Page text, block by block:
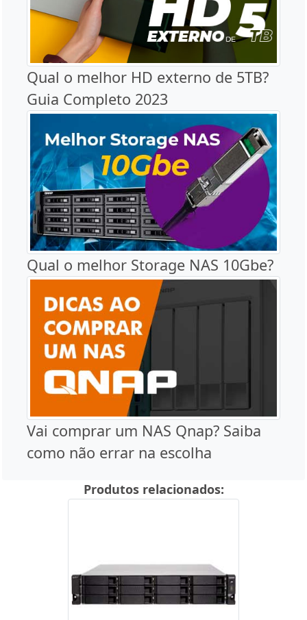
Qual o melhor HD externo de 5TB?
Guia Completo 2023
Qual o melhor Storage NAS 10Gbe?
Vai comprar um NAS Qnap? Saiba
como não errar na escolha
Produtos relacionados: